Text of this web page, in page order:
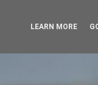
LEARN MORE